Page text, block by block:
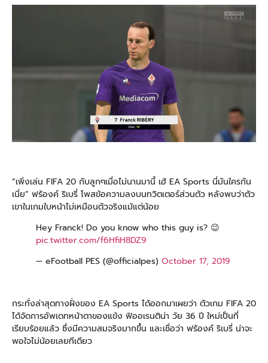
“เพิ่งเล่น FIFA 20 กับลูกๆเมื่อไม่นานมานี้ เฮ้ EA Sports นี่มันใครกัน
เนี่ย” ฟร้องค์ ริเบรี่ โพสข้อความลงบนทวิตเตอร์ส่วนตัว หลังพบว่าตัว
เขาในเกมใบหน้าไม่เหมือนตัวจริงแม้แต่น้อย
Hey Franck! Do you know who this guy is? 😉
pic.twitter.com/f6HfiH8DZ9
— eFootball PES (@officialpes) October 17, 2019
กระทั่งล่าสุดทางฝั่งของ EA Sports ได้ออกมาเผยว่า ตัวเกม FIFA 20
ได้จัดการอัพเดทหน้าตาของแข้ง ฟิออเรนติน่า วัย 36 ปี ใหม่เป็นที่
เรียบร้อยแล้ว ซึ่งมีความสมจริงมากขึ้น และเชื่อว่า ฟร้องค์ ริเบรี่ น่าจะ
พอใจไม่น้อยเลยทีเดียว